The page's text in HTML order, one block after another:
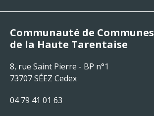
Communauté de Communes
de la Haute Tarentaise
8, rue Saint Pierre - BP n°1
73707 SÉEZ Cedex
04 79 41 01 63